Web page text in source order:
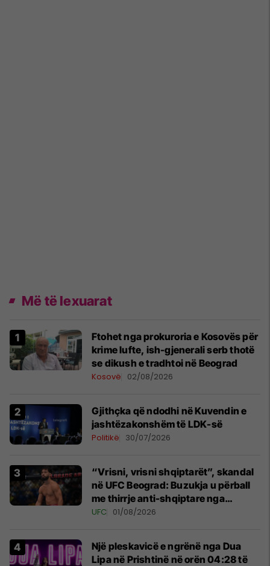
Më të lexuarat
Ftohet nga prokuroria e Kosovës për
krime lufte, ish-gjenerali serb thotë
se dikush e tradhtoi në Beograd
Kosovë 02/08/2026
Gjithçka që ndodhi në Kuvendin e
jashtëzakonshëm të LDK-së
Politikë 30/07/2026
“Vrisni, vrisni shqiptarët”, skandal
në UFC Beograd: Buzukja u përball
me thirrje anti-shqiptare nga
tribunat
UFC 01/08/2026
Një pleskavicë e ngrënë nga Dua
Lipa në Prishtinë në orën 04:28 të